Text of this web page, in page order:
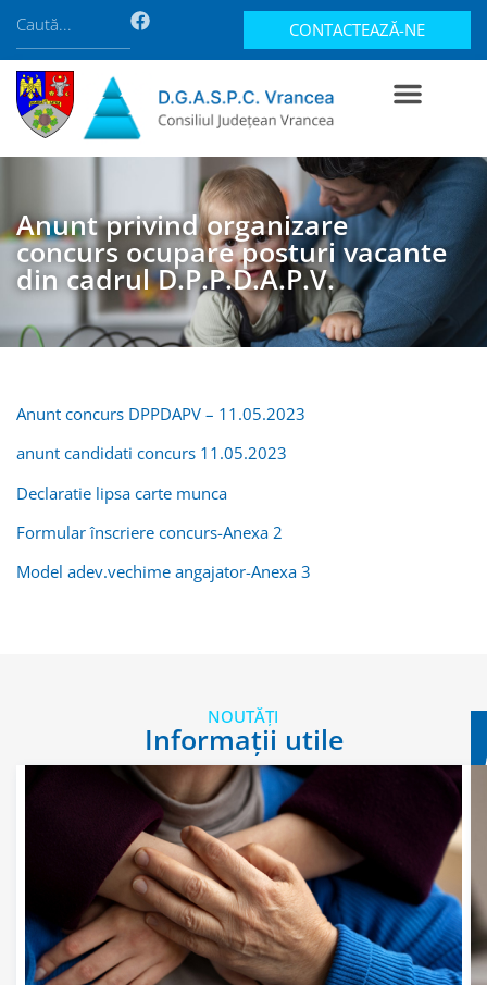
CONTACTEAZĂ-NE
Anunt privind organizare
concurs ocupare posturi vacante
din cadrul D.P.P.D.A.P.V.
Anunt concurs DPPDAPV – 11.05.2023
anunt candidati concurs 11.05.2023
Declaratie lipsa carte munca
Formular înscriere concurs-Anexa 2
Model adev.vechime angajator-Anexa 3
NOUTĂȚI
Informații utile